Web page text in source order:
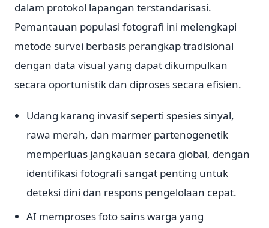
dalam protokol lapangan terstandarisasi.
Pemantauan populasi fotografi ini melengkapi
metode survei berbasis perangkap tradisional
dengan data visual yang dapat dikumpulkan
secara oportunistik dan diproses secara efisien.
Udang karang invasif seperti spesies sinyal,
rawa merah, dan marmer partenogenetik
memperluas jangkauan secara global, dengan
identifikasi fotografi sangat penting untuk
deteksi dini dan respons pengelolaan cepat.
AI memproses foto sains warga yang